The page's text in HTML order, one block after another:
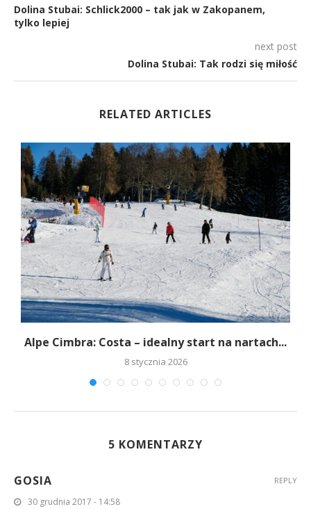
Dolina Stubai: Schlick2000 – tak jak w Zakopanem,
tylko lepiej
next post
Dolina Stubai: Tak rodzi się miłość
RELATED ARTICLES
Alpe Cimbra: Costa – idealny start na nartach...
8 stycznia 2026
5 KOMENTARZY
GOSIA
30 grudnia 2017 - 14:58
REPLY